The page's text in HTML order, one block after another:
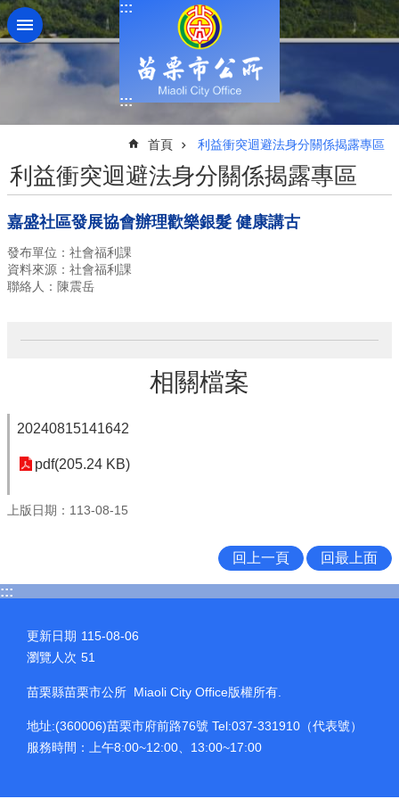
跳到主要內容區塊
:::
:::
首頁 利益衝突迴避法身分關係揭露專區
利益衝突迴避法身分關係揭露專區
嘉盛社區發展協會辦理歡樂銀髮 健康講古
發布單位：社會福利課
資料來源：社會福利課
聯絡人：陳震岳
相關檔案
20240815141642
pdf(205.24 KB)
上版日期：113-08-15
回上一頁 回最上面
:::
更新日期 115-08-06
瀏覽人次 51
苗栗縣苗栗市公所 Miaoli City Office版權所有.
地址:(360006)苗栗市府前路76號 Tel:037-331910（代表號）
服務時間：上午8:00~12:00、13:00~17:00